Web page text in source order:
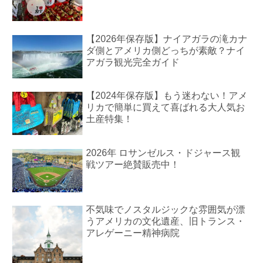
【2026年保存版】ナイアガラの滝カナ
ダ側とアメリカ側どっちが素敵？ナイ
アガラ観光完全ガイド
【2024年保存版】もう迷わない！アメ
リカで簡単に買えて喜ばれる大人気お
土産特集！
2026年 ロサンゼルス・ドジャース観
戦ツアー絶賛販売中！
不気味でノスタルジックな雰囲気が漂
うアメリカの文化遺産、旧トランス・
アレゲーニー精神病院